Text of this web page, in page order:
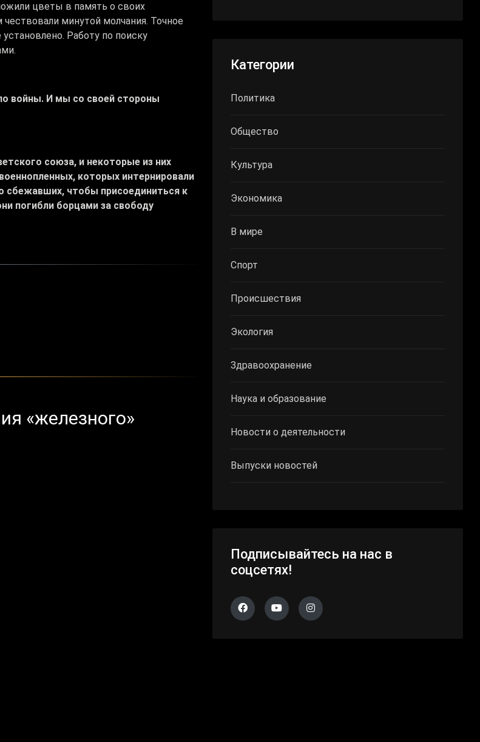
цветы в память о своих
минутой молчания. Точное
Работу по поиску
войны. И мы со своей стороны
союза, и некоторые из них
которых интернировали
сбежавших, чтобы присоединиться к
погибли борцами за свободу
«железного»
Категории
Политика
Общество
Культура
Экономика
В мире
Спорт
Происшествия
Экология
Здравоохранение
Наука и образование
Новости о деятельности
Выпуски новостей
Подписывайтесь на нас в
соцсетях!